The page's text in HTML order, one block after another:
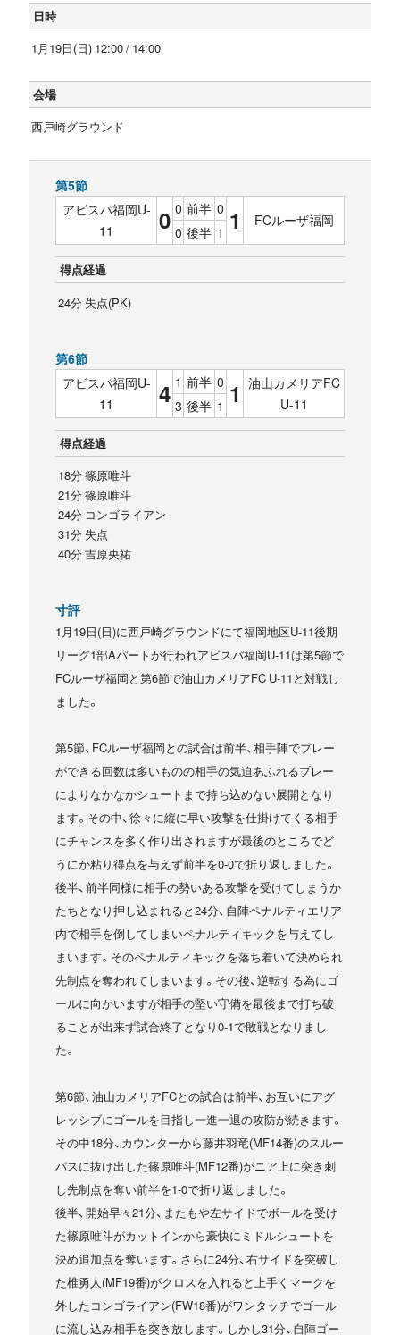
日時
1月19日(日) 12:00 / 14:00
会場
西戸崎グラウンド
第5節
アビスパ福岡U-
11
0 0 前半 0 1 FCルーザ福岡
0 後半 1
得点経過
24分 失点(PK)
第6節
アビスパ福岡U-
11
4 1 前半 0 1 油山カメリアFC
U-11
3 後半 1
得点経過
18分 篠原唯斗
21分 篠原唯斗
24分 コンゴライアン
31分 失点
40分 吉原央祐
寸評
1月19日(日)に西戸崎グラウンドにて福岡地区U-11後期
リーグ1部Aパートが行われアビスパ福岡U-11は第5節で
FCルーザ福岡と第6節で油山カメリアFC U-11と対戦し
ました。
第5節、FCルーザ福岡との試合は前半、相手陣でプレー
ができる回数は多いものの相手の気迫あふれるプレー
によりなかなかシュートまで持ち込めない展開となり
ます。その中、徐々に縦に早い攻撃を仕掛けてくる相手
にチャンスを多く作り出されますが最後のところでど
うにか粘り得点を与えず前半を0-0で折り返しました。
後半、前半同様に相手の勢いある攻撃を受けてしまうか
たちとなり押し込まれると24分、自陣ペナルティエリア
内で相手を倒してしまいペナルティキックを与えてし
まいます。そのペナルティキックを落ち着いて決められ
先制点を奪われてしまいます。その後、逆転する為にゴ
ールに向かいますが相手の堅い守備を最後まで打ち破
ることが出来ず試合終了となり0-1で敗戦となりまし
た。
第6節、油山カメリアFCとの試合は前半、お互いにアグ
レッシブにゴールを目指し一進一退の攻防が続きます。
その中18分、カウンターから藤井羽竜(MF14番)のスルー
パスに抜け出した篠原唯斗(MF12番)がニア上に突き刺
し先制点を奪い前半を1-0で折り返しました。
後半、開始早々21分、またもや左サイドでボールを受け
た篠原唯斗がカットインから豪快にミドルシュートを
決め追加点を奪います。さらに24分、右サイドを突破し
た椎勇人(MF19番)がクロスを入れると上手くマークを
外したコンゴライアン(FW18番)がワンタッチでゴール
に流し込み相手を突き放します。しかし31分、自陣ゴー